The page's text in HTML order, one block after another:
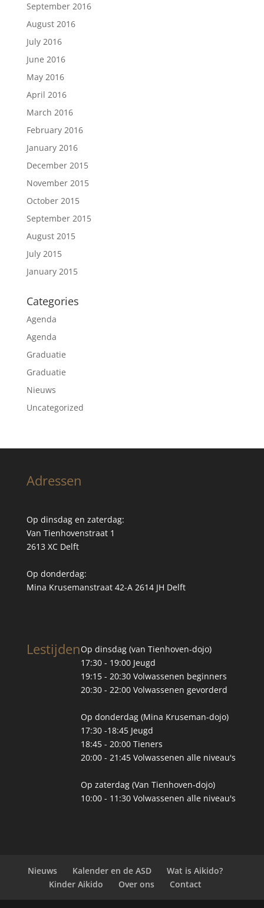
September 2016
August 2016
July 2016
June 2016
May 2016
April 2016
March 2016
February 2016
January 2016
December 2015
November 2015
October 2015
September 2015
August 2015
July 2015
January 2015
Categories
Agenda
Agenda
Graduatie
Graduatie
Nieuws
Uncategorized
Adressen
Op dinsdag en zaterdag:
Van Tienhovenstraat 1
2613 XC Delft
Op donderdag:
Mina Krusemanstraat 42-A 2614 JH Delft
LestijdenOp dinsdag (van Tienhoven-dojo)
17:30 - 19:00 Jeugd
19:15 - 20:30 Volwassenen beginners
20:30 - 22:00 Volwassenen gevorderd
Op donderdag (Mina Kruseman-dojo)
17:30 -18:45 Jeugd
18:45 - 20:00 Tieners
20:00 - 21:45 Volwassenen alle niveau's
Op zaterdag (Van Tienhoven-dojo)
10:00 - 11:30 Volwassenen alle niveau's
Nieuws Kalender en de ASD
Wat is Aikido?
Kinder Aikido
Over ons Contact